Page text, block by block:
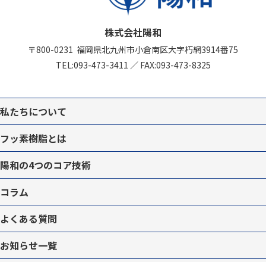
株式会社陽和
〒800-0231 福岡県北九州市小倉南区大字朽網3914番75
TEL:093-473-3411 ／ FAX:093-473-8325
私たちについて
フッ素樹脂とは
陽和の4つのコア技術
コラム
よくある質問
お知らせ一覧